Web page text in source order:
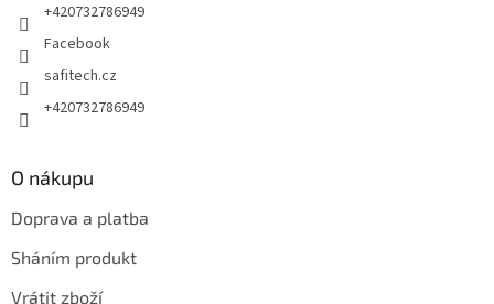
+420732786949
Facebook
safitech.cz
+420732786949
O nákupu
Doprava a platba
Sháním produkt
Vrátit zboží